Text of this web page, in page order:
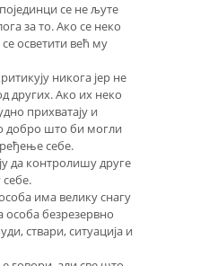
се не љуте
за то. Ако се неко
осветити већ му
никога јер не
других. Ако их неко
прихватају и
добро што би могли
себе.
да контролишу друге
себе.
има велику снагу
особа безрезервно
ствари, ситуација и